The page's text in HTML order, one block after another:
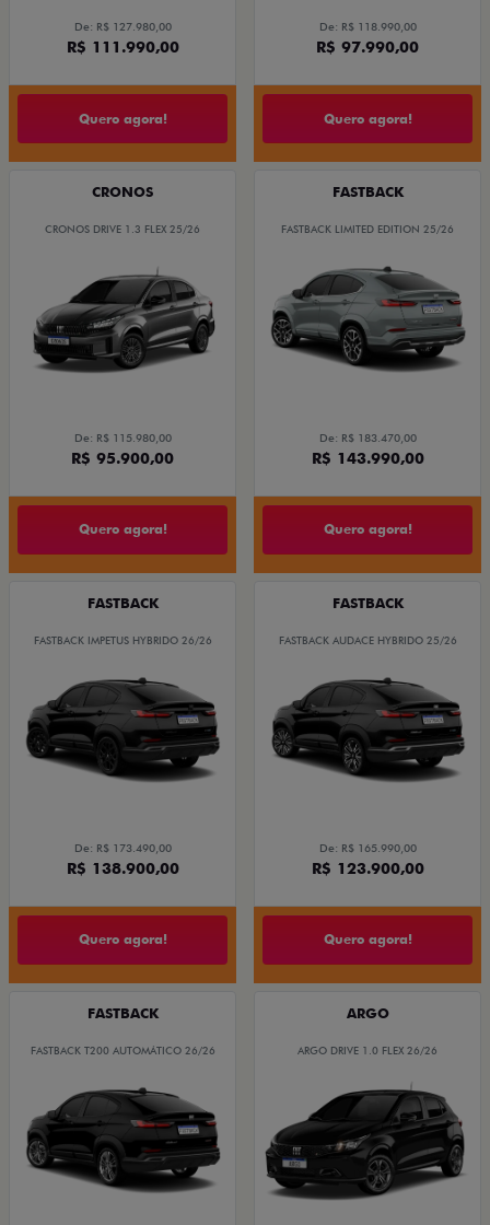
De: R$ 127.980,00
R$ 111.990,00
Quero agora!
De: R$ 118.990,00
R$ 97.990,00
Quero agora!
CRONOS
CRONOS DRIVE 1.3 FLEX 25/26
De: R$ 115.980,00
R$ 95.900,00
Quero agora!
FASTBACK
FASTBACK LIMITED EDITION 25/26
De: R$ 183.470,00
R$ 143.990,00
Quero agora!
FASTBACK
FASTBACK IMPETUS HYBRIDO 26/26
De: R$ 173.490,00
R$ 138.900,00
Quero agora!
FASTBACK
FASTBACK AUDACE HYBRIDO 25/26
De: R$ 165.990,00
R$ 123.900,00
Quero agora!
FASTBACK
FASTBACK T200 AUTOMÁTICO 26/26
ARGO
ARGO DRIVE 1.0 FLEX 26/26